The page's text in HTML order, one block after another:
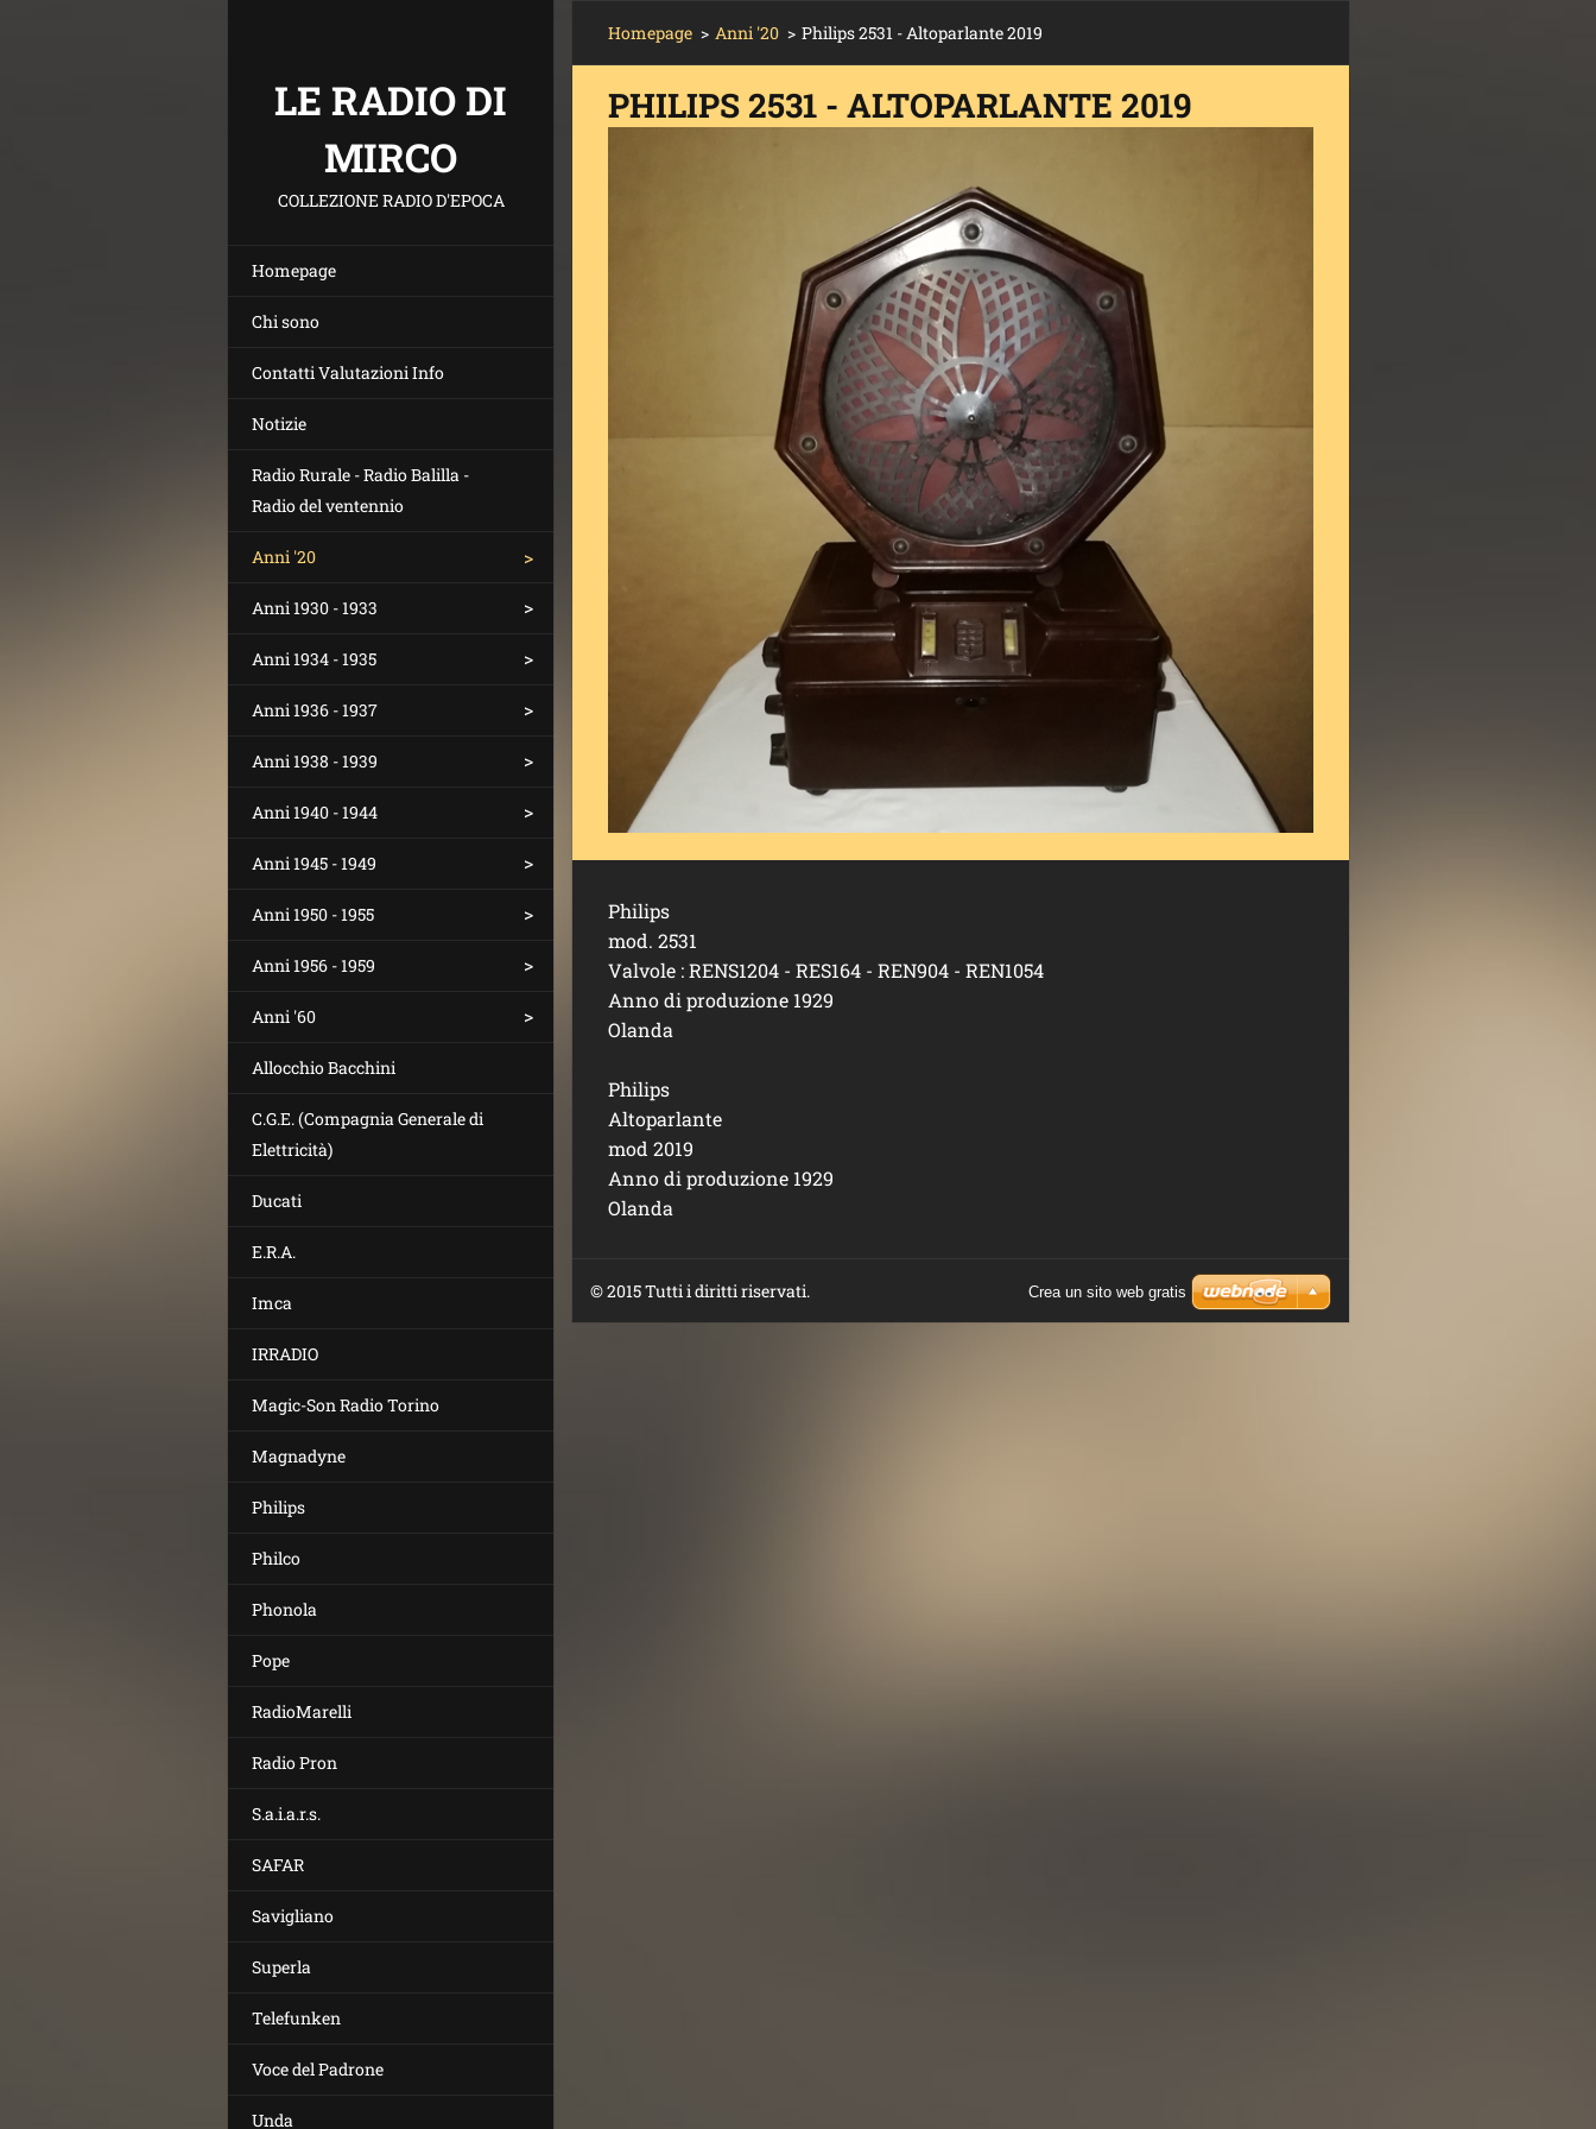
LE RADIO DI
MIRCO
COLLEZIONE RADIO D'EPOCA
Homepage
Chi sono
Contatti Valutazioni Info
Notizie
Radio Rurale - Radio Balilla -
Radio del ventennio
Anni '20
Anni 1930 - 1933
Anni 1934 - 1935
Anni 1936 - 1937
Anni 1938 - 1939
Anni 1940 - 1944
Anni 1945 - 1949
Anni 1950 - 1955
Anni 1956 - 1959
Anni '60
Allocchio Bacchini
C.G.E. (Compagnia Generale di
Elettricità)
Ducati
E.R.A.
Imca
IRRADIO
Magic-Son Radio Torino
Magnadyne
Philips
Philco
Phonola
Pope
RadioMarelli
Radio Pron
S.a.i.a.r.s.
SAFAR
Savigliano
Superla
Telefunken
Voce del Padrone
Unda
Homepage > Anni '20 > Philips 2531 - Altoparlante 2019
PHILIPS 2531 - ALTOPARLANTE 2019
Philips
mod. 2531
Valvole : RENS1204 - RES164 - REN904 - REN1054
Anno di produzione 1929
Olanda
Philips
Altoparlante
mod 2019
Anno di produzione 1929
Olanda
© 2015 Tutti i diritti riservati. Crea un sito web gratis